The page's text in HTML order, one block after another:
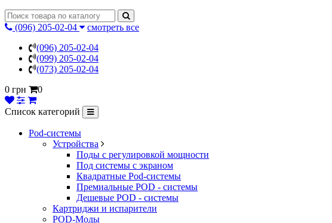
(096) 205-02-04
смотреть все
(096) 205-02-04
(099) 205-02-04
(073) 205-02-04
0 грн
0
Список категорий
Pod-системы
Устройства
Поды с регулировкой мощности
Под системы с экраном
Квадратные Pod-системы
Премиальные POD - системы
Дешевые POD - системы
Картриджи и испарители
POD-Моды